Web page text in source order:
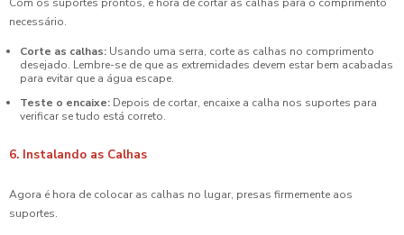
Com os suportes prontos, é hora de cortar as calhas para o comprimento
necessário.
Corte as calhas: Usando uma serra, corte as calhas no comprimento
desejado. Lembre-se de que as extremidades devem estar bem acabadas
para evitar que a água escape.
Teste o encaixe: Depois de cortar, encaixe a calha nos suportes para
verificar se tudo está correto.
6. Instalando as Calhas
Agora é hora de colocar as calhas no lugar, presas firmemente aos
suportes.